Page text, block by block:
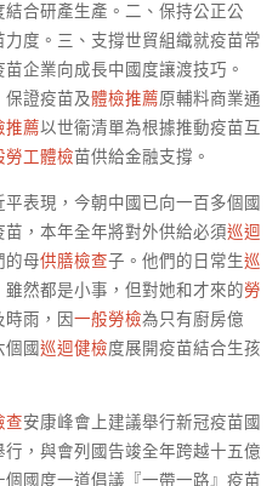
結合研產生產。二、保持公正公
度。三、支撐世貿組織就疫苗常
企業向成長中國度讓渡技巧。
保證疫苗及體檢推薦原輔料商業通
推薦以世衞清單為根據推動疫苗互
勞工體檢苗供給金融支撐。
表現，今朝中國已向一百多個國
，本年全年將對外供給必須巡迴
的母供膳檢查子。他們的日常生巡
雖然都是小事，但對她和才來的勞
時雨，因一般勞檢為只有廚房億
個國巡迴健檢度展開疫苗結合生孩
查安康峰會上建議舉行新冠疫苗國
，與會列國告竣全年跨越十五億
國度一道倡議『一帶一路』疫苗